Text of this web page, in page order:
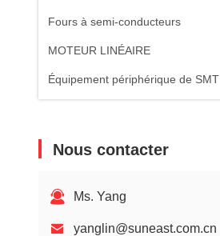
Fours à semi-conducteurs
MOTEUR LINÉAIRE
Équipement périphérique de SMT
Nous contacter
Ms. Yang
yanglin@suneast.com.cn